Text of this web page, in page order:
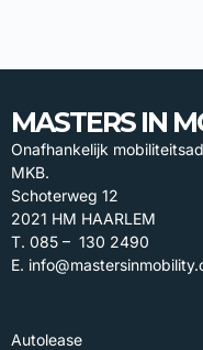
MASTERS IN
Onafhankelijk
MKB.
Schoterweg 12
2021 HM HAARLEM
T. 085 – 130 2490
E.
Autolease